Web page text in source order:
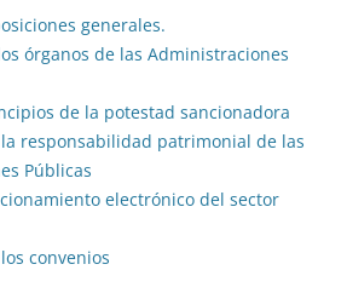
generales.
órganos de las Administraciones
de la potestad sancionadora
responsabilidad patrimonial de las
Públicas
electrónico del sector
convenios